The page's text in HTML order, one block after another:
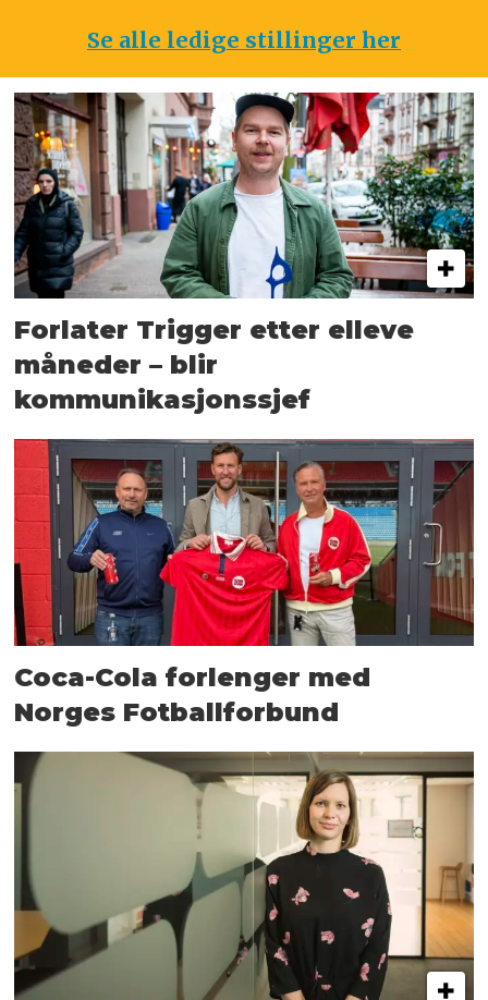
Se alle ledige stillinger her
Forlater Trigger etter elleve
måneder – blir
kommunikasjonssjef
Coca-Cola forlenger med
Norges Fotballforbund